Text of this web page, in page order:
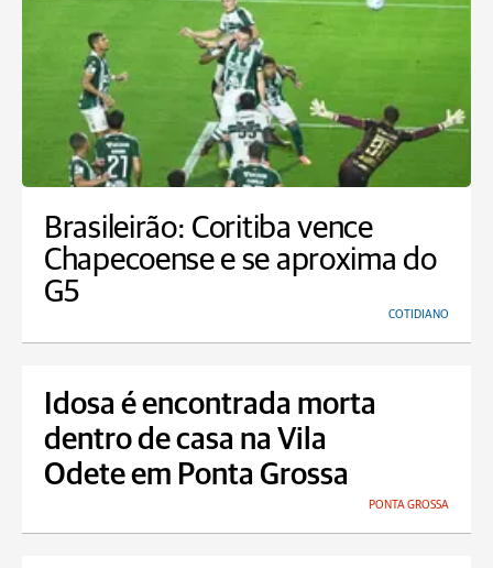
Brasileirão: Coritiba vence
Chapecoense e se aproxima do
G5
COTIDIANO
Idosa é encontrada morta
dentro de casa na Vila
Odete em Ponta Grossa
PONTA GROSSA